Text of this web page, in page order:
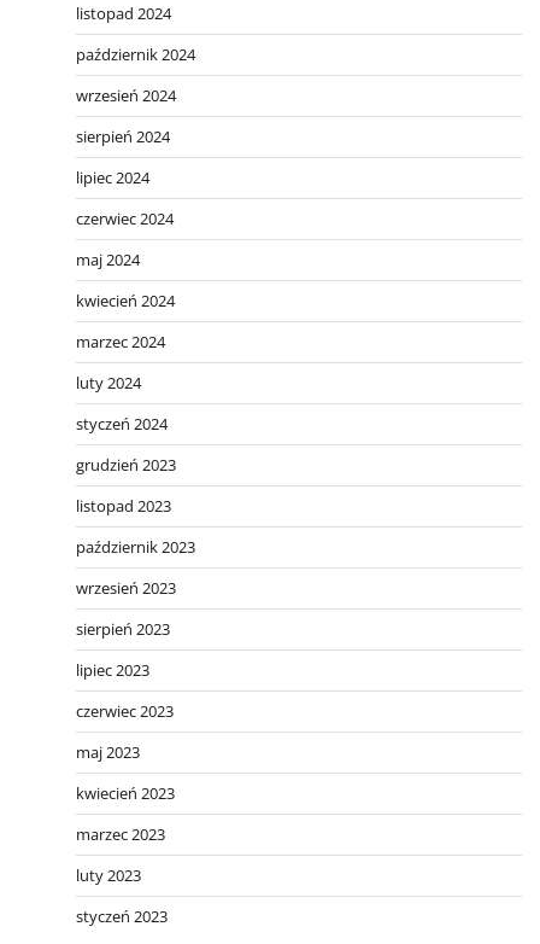
listopad 2024
październik 2024
wrzesień 2024
sierpień 2024
lipiec 2024
czerwiec 2024
maj 2024
kwiecień 2024
marzec 2024
luty 2024
styczeń 2024
grudzień 2023
listopad 2023
październik 2023
wrzesień 2023
sierpień 2023
lipiec 2023
czerwiec 2023
maj 2023
kwiecień 2023
marzec 2023
luty 2023
styczeń 2023